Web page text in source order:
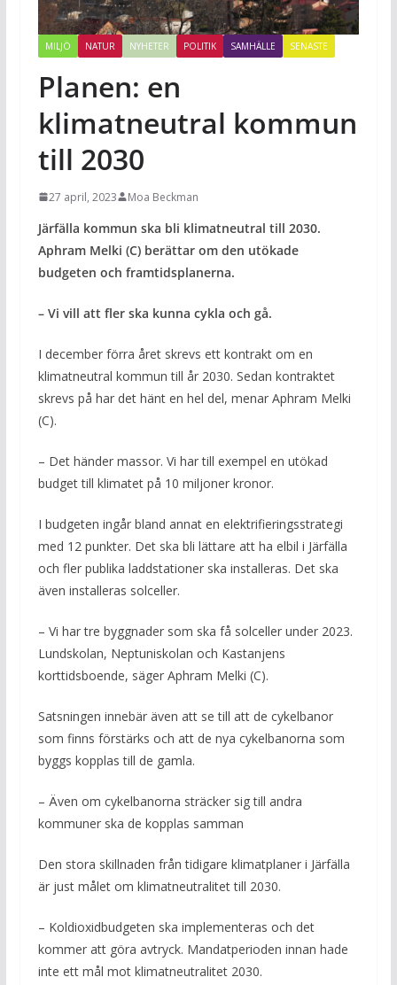
MILJÖ NATUR NYHETER POLITIK SAMHÄLLE SENASTE
Planen: en
klimatneutral kommun
till 2030
27 april, 2023 Moa Beckman
Järfälla kommun ska bli klimatneutral till 2030.
Aphram Melki (C) berättar om den utökade
budgeten och framtidsplanerna.
– Vi vill att fler ska kunna cykla och gå.
I december förra året skrevs ett kontrakt om en
klimatneutral kommun till år 2030. Sedan kontraktet
skrevs på har det hänt en hel del, menar Aphram Melki
(C).
– Det händer massor. Vi har till exempel en utökad
budget till klimatet på 10 miljoner kronor.
I budgeten ingår bland annat en elektrifieringsstrategi
med 12 punkter. Det ska bli lättare att ha elbil i Järfälla
och fler publika laddstationer ska installeras. Det ska
även installeras solceller.
– Vi har tre byggnader som ska få solceller under 2023.
Lundskolan, Neptuniskolan och Kastanjens
korttidsboende, säger Aphram Melki (C).
Satsningen innebär även att se till att de cykelbanor
som finns förstärks och att de nya cykelbanorna som
byggs kopplas till de gamla.
– Även om cykelbanorna sträcker sig till andra
kommuner ska de kopplas samman
Den stora skillnaden från tidigare klimatplaner i Järfälla
är just målet om klimatneutralitet till 2030.
– Koldioxidbudgeten ska implementeras och det
kommer att göra avtryck. Mandatperioden innan hade
inte ett mål mot klimatneutralitet 2030.